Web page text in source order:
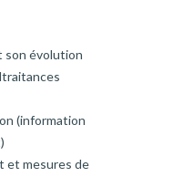
son évolution
(information
et mesures de